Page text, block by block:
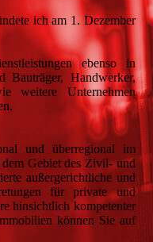
ich am 1. Dezember
ebenso in
Bauträger, Handwerker,
weitere Unternehmen
und überregional im
Gebiet des Zivil- und
außergerichtliche und
für private und
hinsichtlich kompetenter
können Sie auf